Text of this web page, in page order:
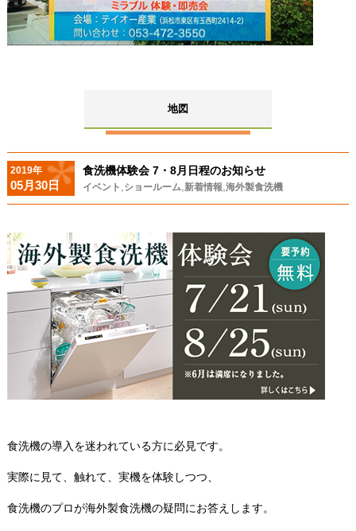
地図
2019年
05月30日
食洗機体験会 7・8月日程のお知らせ
イベント ショールーム 新着情報 海外製食洗機
食洗機の導入を迷われている方に必見です。
実際に見て、触れて、実機を体験しつつ、
食洗機のプロが海外製食洗機の疑問にお答えします。